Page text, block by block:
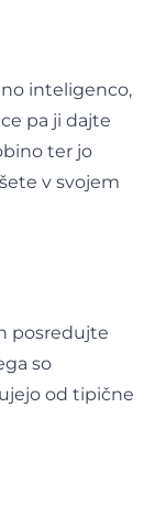
inteligenco,
pa ji dajte
ter jo
v svojem
posredujte
so
od tipične